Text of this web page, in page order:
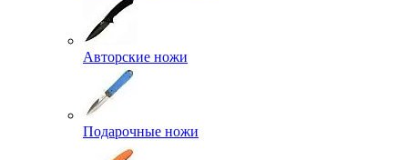
Авторские ножи
Подарочные ножи